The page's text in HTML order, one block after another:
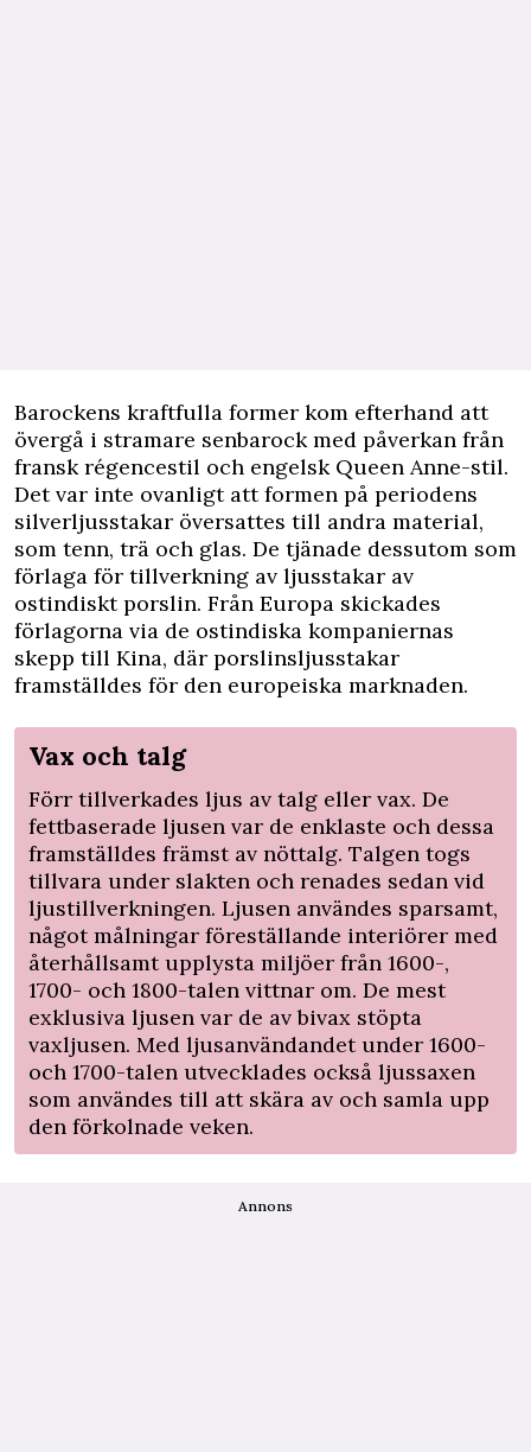
Barockens kraftfulla former kom efterhand att
övergå i stramare senbarock med påverkan från
fransk régencestil och engelsk Queen Anne-stil.
Det var inte ovanligt att formen på periodens
silverljusstakar översattes till andra material,
som tenn, trä och glas. De tjänade dessutom som
förlaga för tillverkning av ljusstakar av
ostindiskt porslin. Från Europa skickades
förlagorna via de ostindiska kompaniernas
skepp till Kina, där porslinsljusstakar
framställdes för den europeiska marknaden.
Vax och talg
Förr tillverkades ljus av talg eller vax. De
fettbaserade ljusen var de enklaste och dessa
framställdes främst av nöttalg. Talgen togs
tillvara under slakten och renades sedan vid
ljustillverkningen. Ljusen användes sparsamt,
något målningar föreställande interiörer med
återhållsamt upplysta miljöer från 1600-,
1700- och 1800-talen vittnar om. De mest
exklusiva ljusen var de av bivax stöpta
vaxljusen. Med ljusanvändandet under 1600-
och 1700-talen utvecklades också ljussaxen
som användes till att skära av och samla upp
den förkolnade veken.
Annons